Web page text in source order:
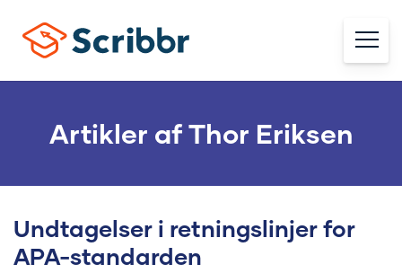
Artikler af Thor Eriksen
Undtagelser i retningslinjer for
APA-standarden